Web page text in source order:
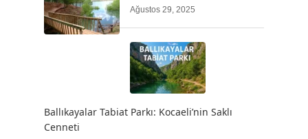
Ağustos 29, 2025
Ballıkayalar Tabiat Parkı: Kocaeli’nin Saklı
Cenneti